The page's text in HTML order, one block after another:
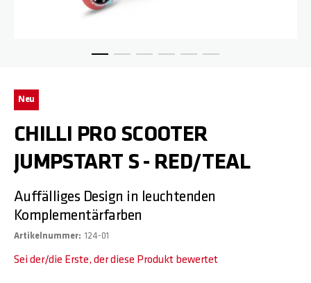
Neu
CHILLI PRO SCOOTER
JUMPSTART S - RED/TEAL
Auffälliges Design in leuchtenden
Komplementärfarben
Artikelnummer 124-01
Sei der/die Erste, der diese Produkt bewertet